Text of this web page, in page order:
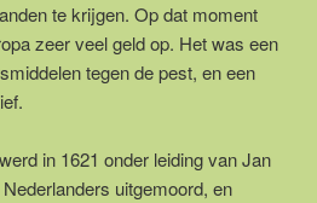
te krijgen. Op dat moment
zeer veel geld op. Het was een
tegen de pest, en een
in 1621 onder leiding van Jan
uitgemoord, en